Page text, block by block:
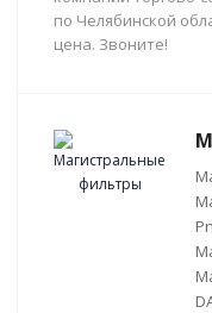
по Челябинской
цена. Звоните!